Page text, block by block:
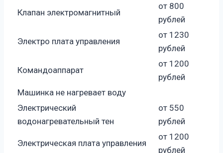
Клапан электромагнитный
от 800
рублей
Электро плата управления
от 1230
рублей
Командоаппарат
от 1200
рублей
Машинка не нагревает воду
Электрический
водонагревательный тен
от 550
рублей
Электрическая плата управления
от 1200
рублей